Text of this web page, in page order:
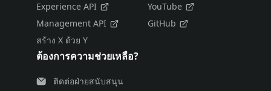
Experience API
Management API
สร้าง X ด้วย Y
YouTube
GitHub
ต้องการความช่วยเหลือ?
ติดต่อฝ่ายสนับสนุน